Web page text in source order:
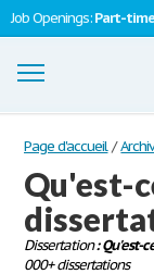
Job Openings:Part-time
Dissertations
S'inscrire
Se connecter
Page d'accueil /
Qu'est-
Dissertation: Qu'est-
000+ dissertations